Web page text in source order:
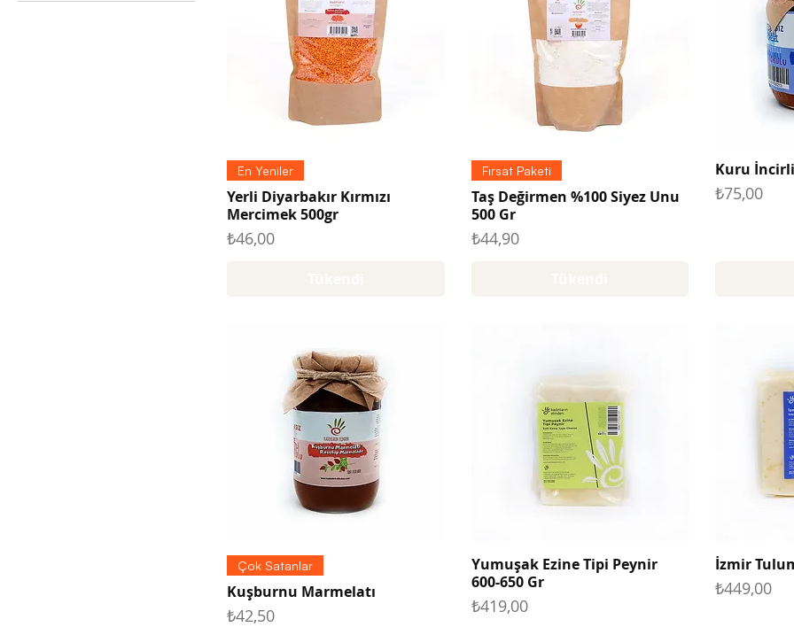
En Yeniler
Yerli Diyarbakır Kırmızı
Mercimek 500gr
Fiyat
₺46,00
Fırsat Paketi
Taş Değirmen %100 Siyez Unu
500 Gr
Fiyat
₺44,90
Kuru İncirli
Fiyat
₺75,00
Çok Satanlar
Kuşburnu Marmelatı
Fiyat
₺42,50
Yumuşak Ezine Tipi Peynir
600-650 Gr
Fiyat
₺419,00
İzmir
Fiyat
₺449,00